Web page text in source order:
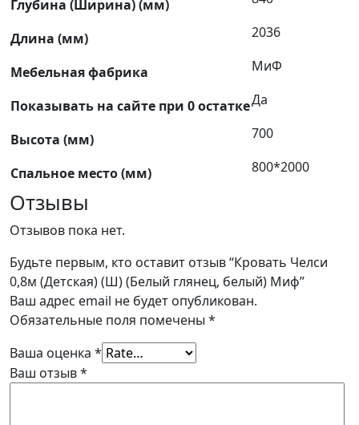
Глубина (Ширина) (мм)
Длина (мм) 2036
Мебельная фабрика МиФ
Показывать на сайте при 0 остаткеДа
Высота (мм) 700
Спальное место (мм) 800*2000
Отзывы
Отзывов пока нет.
Будьте первым, кто оставит отзыв “Кровать Челси
0,8м (Детская) (Ш) (Белый глянец, белый) Миф”
Ваш адрес email не будет опубликован.
Обязательные поля помечены *
Ваша оценка *
Ваш отзыв*